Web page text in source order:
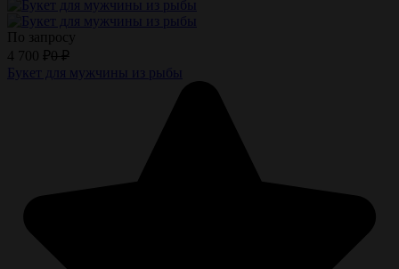
По запросу
4 700 ₽0 ₽
Букет для мужчины из рыбы